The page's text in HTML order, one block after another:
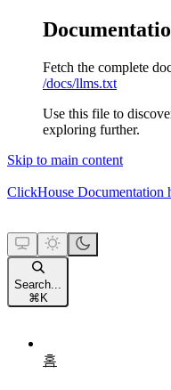
Fetch the complete
/docs/llms.txt
Use this file to
exploring further.
Skip to main content
ClickHouse Documentation
Search...
⌘ K
홈